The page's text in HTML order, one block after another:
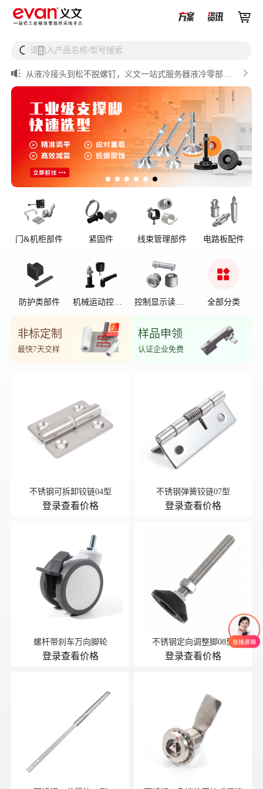

 
请输入产品名称/型号搜索
从液冷接头到松不脱螺钉，义文一站式服务器液冷零部件
解决方案


AI数据中心服务器液冷接头
准对比）
储能设备为什么必须用防松螺母？
门&机柜部件 紧固件 线束管理部件 电路板配件
防护类部件
机械运动控制
控制显示读数
全部分类
非标定制
最快7天交样
样品申领
认证企业免费
不锈钢可拆卸铰链04型
登录查看价格
不锈钢弹簧铰链07型
登录查看价格
螺杆带刹车万向脚轮
登录查看价格
不锈钢定向调整脚08型
登录查看价格